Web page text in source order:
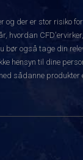
og der er stor
hvordan
bør også tage din
hensyn til dine
sådanne produkter